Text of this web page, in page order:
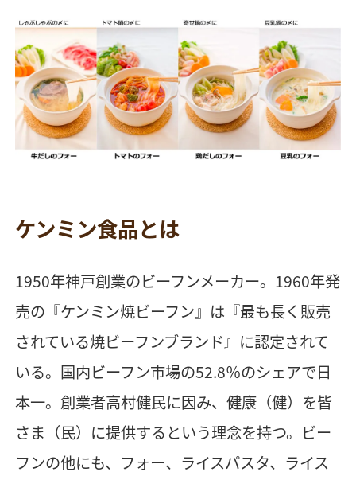
ケンミン食品とは
1950年神戸創業のビーフンメーカー。1960年発
売の『ケンミン焼ビーフン』は『最も長く販売
されている焼ビーフンブランド』に認定されて
いる。国内ビーフン市場の52.8％のシェアで日
本一。創業者高村健民に因み、健康（健）を皆
さま（民）に提供するという理念を持つ。ビー
フンの他にも、フォー、ライスパスタ、ライス